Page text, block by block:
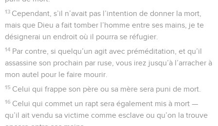
13 Cependant, s’il n’avait pas l’intention de donner la mort,
mais que Dieu a fait tomber l’homme entre ses mains, je te
désignerai un endroit où il pourra se réfugier.
14 Par contre, si quelqu’un agit avec préméditation, et qu’il
assassine son prochain par ruse, vous irez jusqu’à l’arracher à
mon autel pour le faire mourir.
15 Celui qui frappe son père ou sa mère sera puni de mort.
16 Celui qui commet un rapt sera également mis à mort —
qu’il ait vendu sa victime comme esclave ou qu’on la trouve